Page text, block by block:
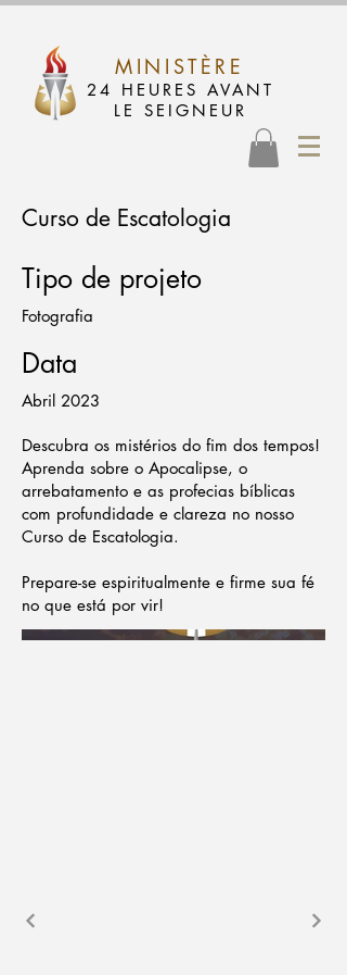
MINISTÈRE
24 HEURES AVANT
LE SEIGNEUR
Curso de Escatologia
Tipo de projeto
Fotografia
Data
Abril 2023
Descubra os mistérios do fim dos tempos!
Aprenda sobre o Apocalipse, o
arrebatamento e as profecias bíblicas
com profundidade e clareza no nosso
Curso de Escatologia.
Prepare-se espiritualmente e firme sua fé
no que está por vir!